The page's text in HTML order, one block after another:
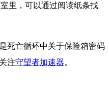
里，可以通过阅读纸条找
死亡循环中关于保险箱密码
注守望者加速器。